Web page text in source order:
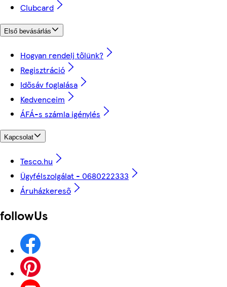
Clubcard
Első bevásárlás
Hogyan rendelj tőlünk?
Regisztráció
Idősáv foglalása
Kedvenceim
ÁFÁ-s számla igénylés
Kapcsolat
Tesco.hu
Ügyfélszolgálat - 0680222333
Áruházkereső
followUs